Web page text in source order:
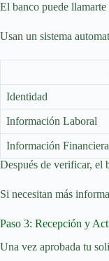
El banco puede
Usan un sistema
Identidad
Información Laboral
Información Financiera
Después de verificar, el
Si necesitan más
Paso 3: Recepción y
Una vez aprobada tu